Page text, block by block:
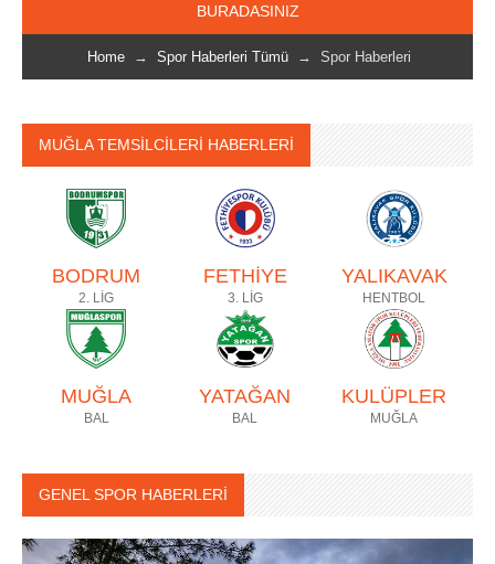
BURADASINIZ
Home → Spor Haberleri Tümü → Spor Haberleri
MUĞLA TEMSİLCİLERİ HABERLERİ
BODRUM
2. LİG
FETHİYE
3. LİG
YALIKAVAK
HENTBOL
MUĞLA
BAL
YATAĞAN
BAL
KULÜPLER
MUĞLA
GENEL SPOR HABERLERİ